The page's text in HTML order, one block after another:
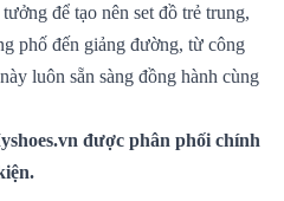
để tạo nên set đồ trẻ trung,
phố đến giảng đường, từ công
luôn sẵn sàng đồng hành cùng
được phân phối chính